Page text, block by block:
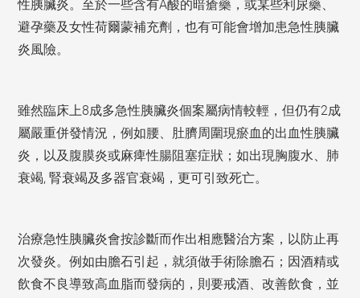
性胰臟炎。至於一些含有A酸的暗瘡藥，或某些利尿藥、
避孕藥及女性荷爾蒙補充劑，也有可能會增加患急性胰臟
炎風險。
雖然臨床上8成多急性胰臟炎個案屬病情較輕，但仍有2成
屬嚴重併發情況，例如腰、肚臍周圍現瘀血的出血性胰臟
炎，以及腹膜炎或麻痺性腸阻塞症狀；如出現胸腹水、肺
衰竭, 腎衰竭及多器官衰竭，更可引致死亡。
治療急性胰臟炎會按診斷而作出相應醫治方案，以防止再
次發炎。例如由膽石引起，就須做手術除膽石；因酒精或
飲食不良導致高血脂而發病的，則要戒酒、改善飲食，並